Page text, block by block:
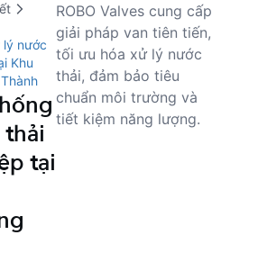
lý nước
Khu
tại
ROBO Valves cung cấp
giải pháp van tiên tiến,
tối ưu hóa xử lý nước
thải, đảm bảo tiêu
chuẩn môi trường và
tiết kiệm năng lượng.